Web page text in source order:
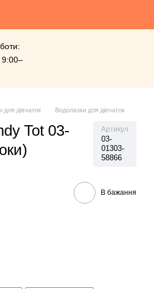
9:00–
для дівчаток Водолазки для дівчаток
Tot 03-
Артикул
03-
01303-
58866
В бажання